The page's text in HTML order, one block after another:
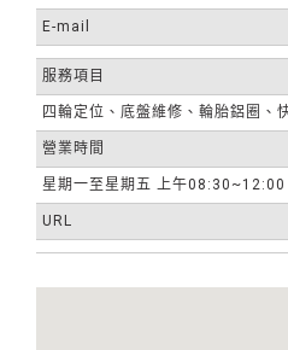
E-mail
服務項目
四輪定位、底盤維修、輪胎鋁圈、
營業時間
星期一至星期五 上午
URL